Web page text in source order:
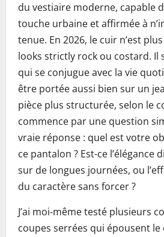
du vestiaire moderne, capable
touche urbaine et affirmée à
tenue. En 2026, le cuir n’est
looks strictly rock ou costard. Il
qui se conjugue avec la vie
être portée aussi bien sur un
pièce plus structurée, selon le
commence par une question
vraie réponse : quel est votre
ce pantalon ? Est-ce l’élégance
sur de longues journées, ou
du caractère sans forcer ?
J’ai moi‑même testé plusieurs
coupes serrées qui épousent